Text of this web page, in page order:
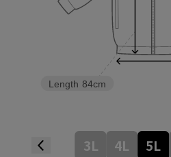
Length 84cm
3L 4L 5L